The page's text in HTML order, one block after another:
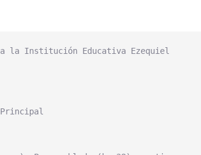
la Institución Educativa Ezequiel